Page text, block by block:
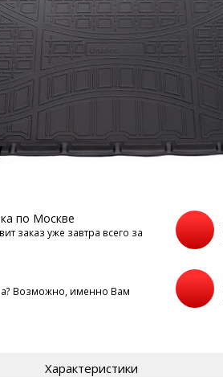
по Москве
заказ уже завтра всего за
Возможно, именно Вам
Характеристики